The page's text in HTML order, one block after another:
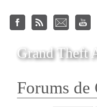
Grand Theft
Forums de